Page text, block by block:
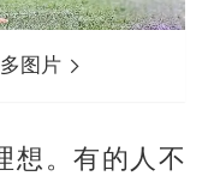
图片
想。有的人不